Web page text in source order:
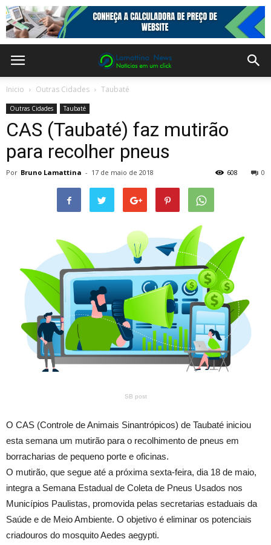
Inicio Outras Cidades Taubaté
Outras Cidades Taubaté
CAS (Taubaté) faz mutirão
para recolher pneus
Por Bruno Lamattina - 17 de maio de 2018 0
608
SB post
O CAS (Controle de Animais Sinantrópicos) de Taubaté iniciou
esta semana um mutirão para o recolhimento de pneus em
borracharias de pequeno porte e oficinas.
O mutirão, que segue até a próxima sexta-feira, dia 18 de maio,
integra a Semana Estadual de Coleta de Pneus Usados nos
Municípios Paulistas, promovida pelas secretarias estaduais da
Saúde e de Meio Ambiente. O objetivo é eliminar os potenciais
criadouros do mosquito Aedes aegypti.